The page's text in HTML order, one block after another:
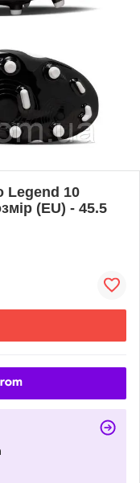
Legend 10
(EU) - 45.5